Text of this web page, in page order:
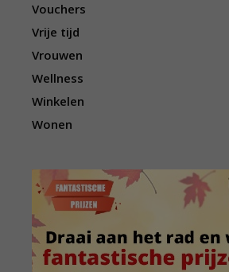
Vouchers
Vrije tijd
Vrouwen
Wellness
Winkelen
Wonen